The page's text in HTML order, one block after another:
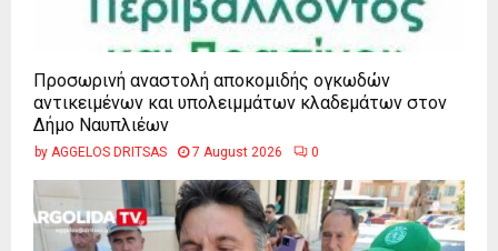
Προσωρινή αναστολή αποκομιδής ογκωδών
αντικειμένων και υπολειμμάτων κλαδεμάτων στον
Δήμο Ναυπλιέων
by AGGELOS DRITSAS 7 August 2026 0